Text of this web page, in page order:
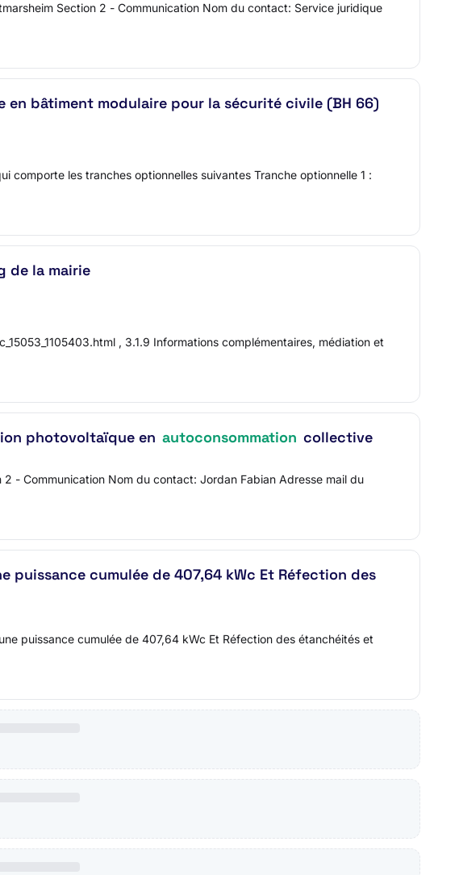
Section 2 - Communication Nom du contact: Service juridique
bâtiment modulaire pour la sécurité civile (BH 66)
les tranches optionnelles suivantes Tranche optionnelle 1 :
de la mairie
, 3.1.9 Informations complémentaires, médiation et
photovoltaïque en autoconsommation collective
- Communication Nom du contact: Jordan Fabian Adresse mail du
puissance cumulée de 407,64 kWc Et Réfection des
puissance cumulée de 407,64 kWc Et Réfection des étanchéités et